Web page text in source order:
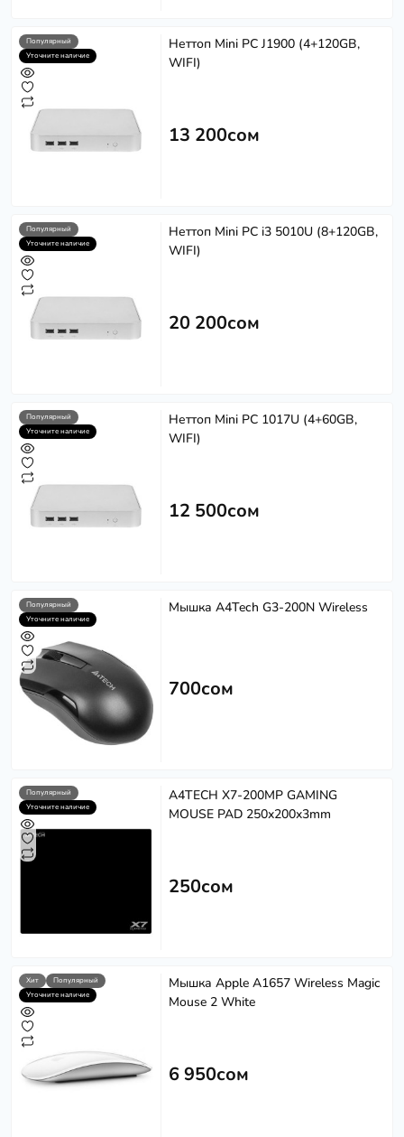
Популярный
Уточните наличие
Неттоп Mini PC J1900 (4+120GB,
WIFI)
13 200сом
Популярный
Уточните наличие
Неттоп Mini PC i3 5010U (8+120GB,
WIFI)
20 200сом
Популярный
Уточните наличие
Неттоп Mini PC 1017U (4+60GB,
WIFI)
12 500сом
Популярный
Уточните наличие
Мышка A4Tech G3-200N Wireless
700сом
Популярный
Уточните наличие
A4TECH X7-200MP GAMING
MOUSE PAD 250x200x3mm
250сом
Хит
Популярный
Уточните наличие
Мышка Apple A1657 Wireless Magic
Mouse 2 White
6 950сом